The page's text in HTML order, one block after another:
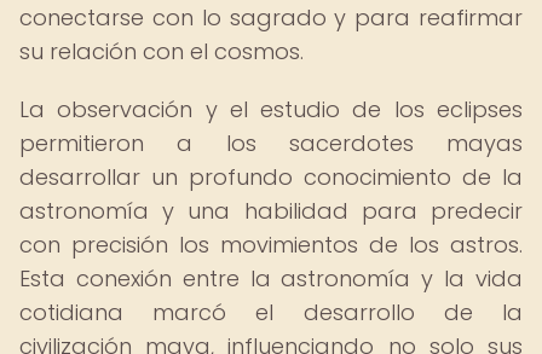
conectarse con lo sagrado y para reafirmar
su relación con el cosmos.
La observación y el estudio de los eclipses
permitieron a los sacerdotes mayas
desarrollar un profundo conocimiento de la
astronomía y una habilidad para predecir
con precisión los movimientos de los astros.
Esta conexión entre la astronomía y la vida
cotidiana marcó el desarrollo de la
civilización maya, influenciando no solo sus